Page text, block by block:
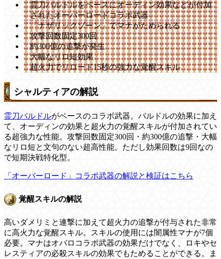
霊刀バルドルをベースにオーディン効果などが付加
されたオーバーロードコラボ武器
「ナザリックゾーン」でマナがためられる
攻撃回数固定300回
約300億の追撃が発生
大幅なリロ短効果
超火力でリロード15秒の強力な覚醒スキル
シャルティアの解説
霊刀バルドルがベースのコラボ武器。バルドルの効果に加え
て、オーディンの効果と超火力の覚醒スキルが付加されてい
る超強力な性能。攻撃回数固定300回・約300億の追撃・大幅
なリロ短と文句のない超高性能。ただし効果回数は9回なの
で短期決戦特化型。
「オーバーロード」コラボ武器の解説と検証はこちら
覚醒スキルの解説
高いダメリミと連撃に加えて超火力の追撃が付与された非常
に高火力な覚醒スキル。スキルの使用には闇属性マナが7個
必要。マナはオバロコラボ武器の効果だけでなく、ロキやセ
レスティアの必殺スキルの効果でもためることができる。ま